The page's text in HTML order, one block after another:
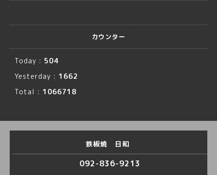
カウンター
Today : 504
Yesterday : 1662
Total : 1066718
鉄板焼 日和
092-836-9213